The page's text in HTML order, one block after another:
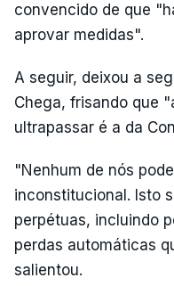
convencido de que
aprovar medidas".
A seguir, deixou a
Chega, frisando que
ultrapassar é a da
"Nenhum de nós
inconstitucional. Isto
perpétuas, incluindo
perdas automáticas
salientou.